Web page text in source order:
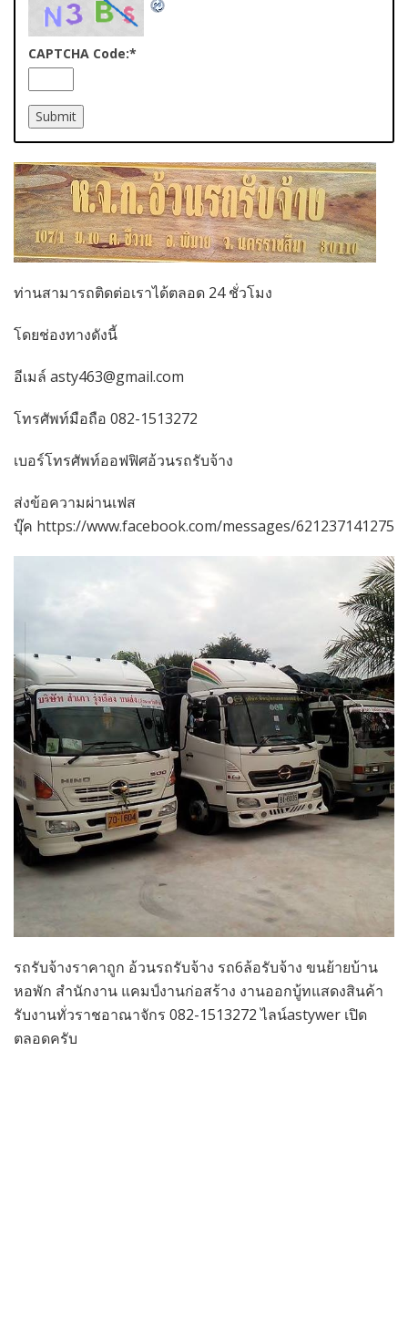
CAPTCHA Code:*
ท่านสามารถติดต่อเราได้ตลอด 24 ชั่วโมง
โดยช่องทางดังนี้
อีเมล์ asty463@gmail.com
โทรศัพท์มือถือ 082-1513272
เบอร์โทรศัพท์ออฟฟิศอ้วนรถรับจ้าง
ส่งข้อความผ่านเฟส
บุ๊ค https://www.facebook.com/messages/
รถรับจ้างราคาถูก อ้วนรถรับจ้าง รถ6ล้อรับจ้าง ขนย้ายบ้าน
หอพัก สำนักงาน แคมป์งานก่อสร้าง งานออกบู้ทแสดงสินค้า
รับงานทั่วราชอาณาจักร 082-1513272 ไลน์astywer เปิด
ตลอดครับ